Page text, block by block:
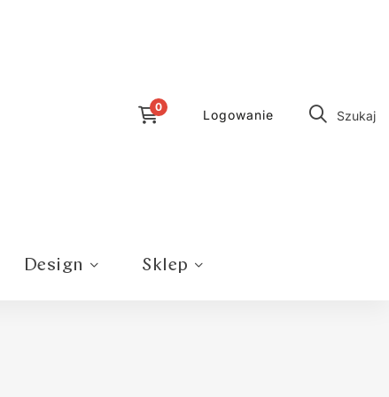
Logowanie Szukaj
Design Sklep